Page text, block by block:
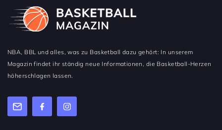
NBA, BBL und alles, was zu Basketball dazu gehört: In unserem
Magazin findet ihr ständig neue Informationen, die Basketball-Herzen
höherschlagen lassen.